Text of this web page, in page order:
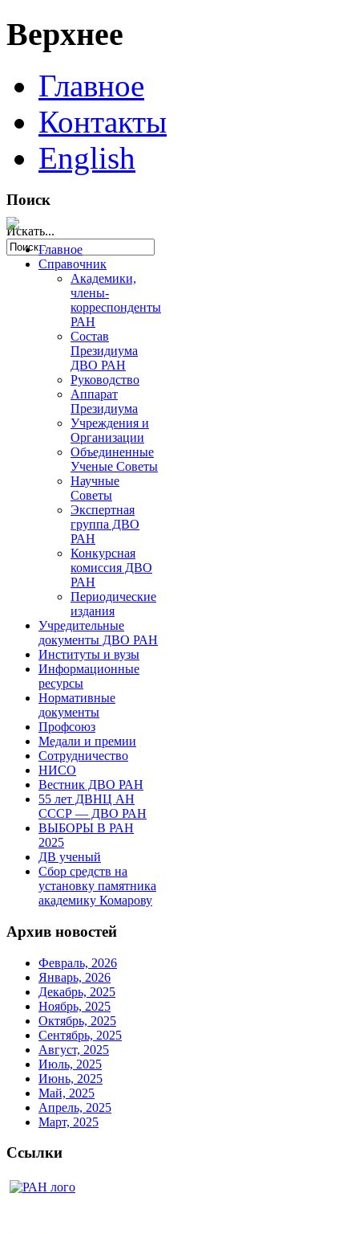
Верхнее
Главное
Контакты
English
Поиск
Искать...
Главное
Справочник
Академики,
члены-
корреспонденты
РАН
Состав
Президиума
ДВО РАН
Руководство
Аппарат
Президиума
Учреждения и
Организации
Объединенные
Ученые Советы
Научные
Советы
Экспертная
группа ДВО
РАН
Конкурсная
комиссия ДВО
РАН
Периодические
издания
Учредительные
документы ДВО РАН
Институты и вузы
Информационные
ресурсы
Нормативные
документы
Профсоюз
Медали и премии
Сотрудничество
НИСО
Вестник ДВО РАН
55 лет ДВНЦ АН
СССР — ДВО РАН
ВЫБОРЫ В РАН
2025
ДВ ученый
Сбор средств на
установку памятника
академику Комарову
Архив новостей
Февраль, 2026
Январь, 2026
Декабрь, 2025
Ноябрь, 2025
Октябрь, 2025
Сентябрь, 2025
Август, 2025
Июль, 2025
Июнь, 2025
Май, 2025
Апрель, 2025
Март, 2025
Ссылки